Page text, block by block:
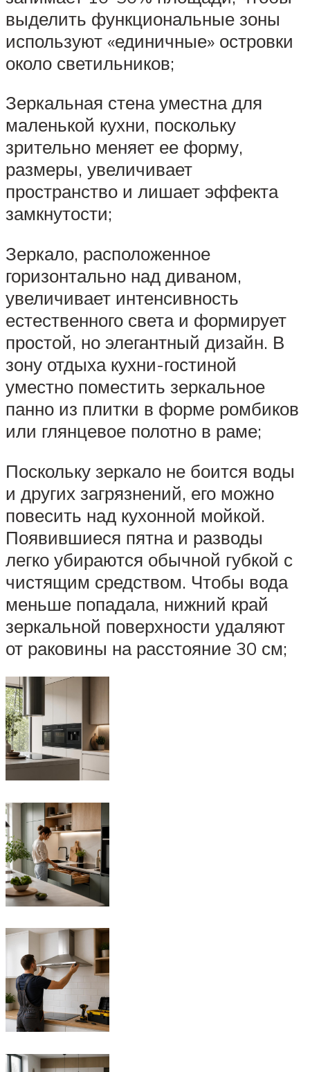
выделить функциональные зоны
используют «единичные» островки
около светильников;
Зеркальная стена уместна для
маленькой кухни, поскольку
зрительно меняет ее форму,
размеры, увеличивает
пространство и лишает эффекта
замкнутости;
Зеркало, расположенное
горизонтально над диваном,
увеличивает интенсивность
естественного света и формирует
простой, но элегантный дизайн. В
зону отдыха кухни-гостиной
уместно поместить зеркальное
панно из плитки в форме ромбиков
или глянцевое полотно в раме;
Поскольку зеркало не боится воды
и других загрязнений, его можно
повесить над кухонной мойкой.
Появившиеся пятна и разводы
легко убираются обычной губкой с
чистящим средством. Чтобы вода
меньше попадала, нижний край
зеркальной поверхности удаляют
от раковины на расстояние 30 см;